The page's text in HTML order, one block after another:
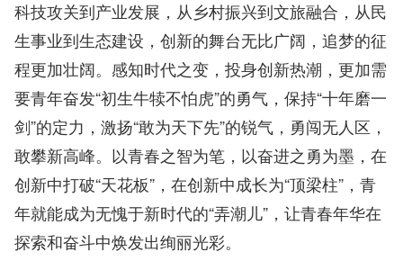
科技攻关到产业发展，从乡村振兴到文旅融合，从民
生事业到生态建设，创新的舞台无比广阔，追梦的征
程更加壮阔。感知时代之变，投身创新热潮，更加需
要青年奋发“初生牛犊不怕虎”的勇气，保持“十年磨一
剑”的定力，激扬“敢为天下先”的锐气，勇闯无人区，
敢攀新高峰。以青春之智为笔，以奋进之勇为墨，在
创新中打破“天花板”，在创新中成长为“顶梁柱”，青
年就能成为无愧于新时代的“弄潮儿”，让青春年华在
探索和奋斗中焕发出绚丽光彩。